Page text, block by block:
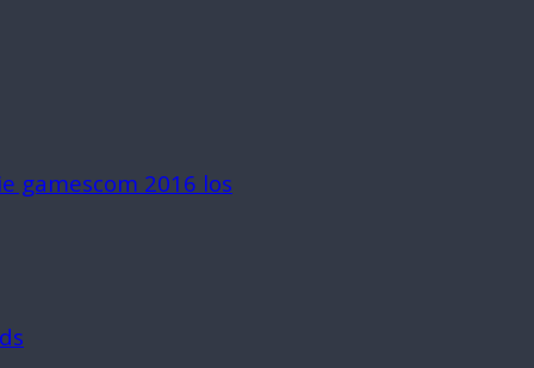
gamescom 2016 los